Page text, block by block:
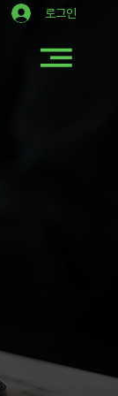
로그인